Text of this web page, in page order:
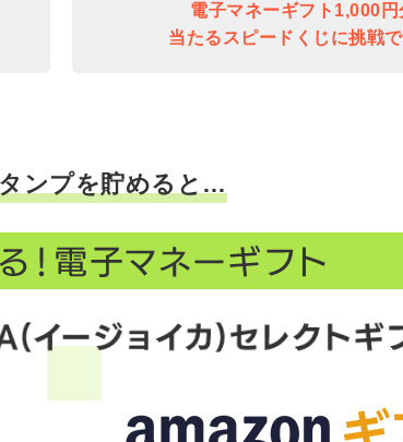
電子マネーギフト1,000円
当たるスピードくじに挑戦で
ンプを貯めると…